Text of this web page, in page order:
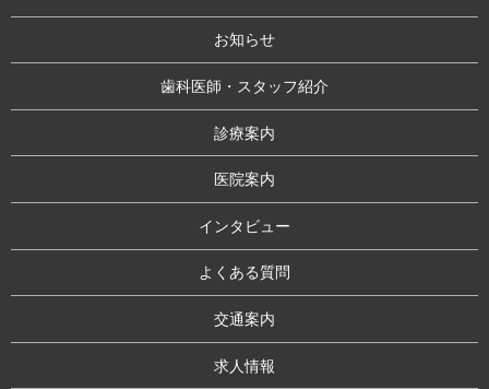
お知らせ
歯科医師・スタッフ紹介
診療案内
医院案内
インタビュー
よくある質問
交通案内
求人情報